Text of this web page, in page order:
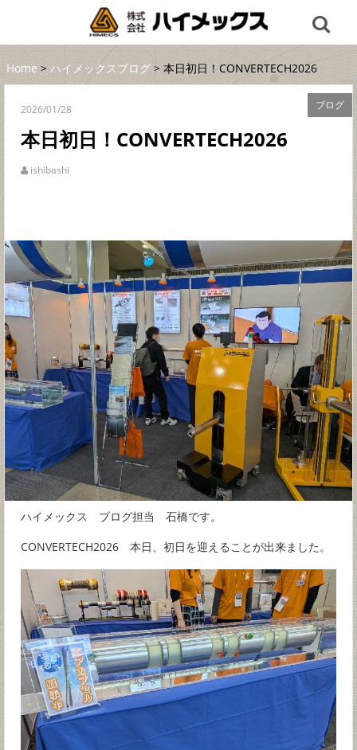
Home>ハイメックスブログ> 本日初日！CONVERTECH2026
ブログ
2026/01/28
本日初日！CONVERTECH2026
ishibashi
ハイメックス ブログ担当 石橋です。
CONVERTECH2026 本日、初日を迎えることが出来ました。